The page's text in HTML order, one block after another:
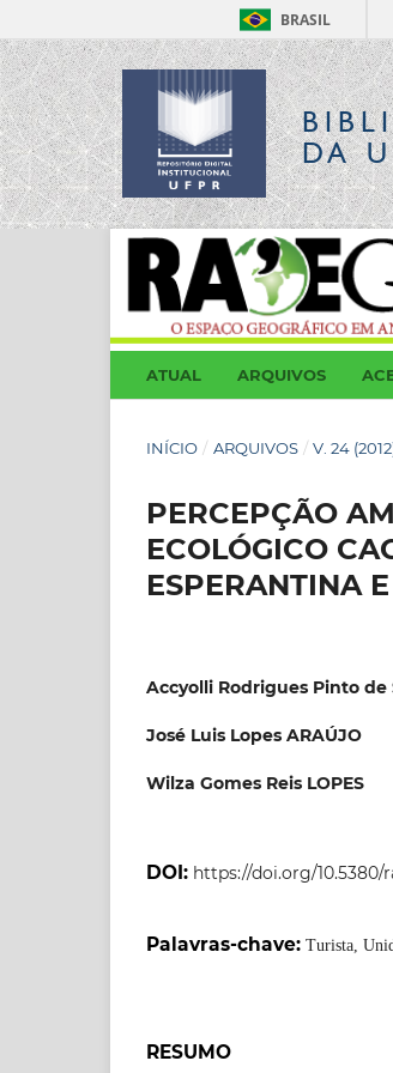
BRASIL
DA
ATUAL ARQUIVOS
INÍCIO / ARQUIVOS / V. 24
PERCEPÇÃO
ECOLÓGICO
ESPERANTINA
Accyolli Rodrigues Pinto de
José Luis Lopes ARAÚJO
Wilza Gomes Reis LOPES
DOI: https://doi.org/10.5380/
Palavras-chave: Turista,
RESUMO